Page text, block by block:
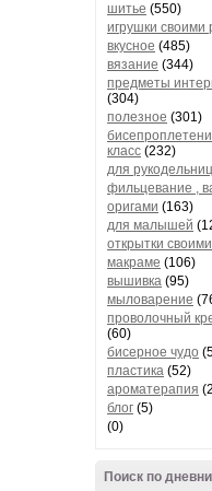
шитье (550)
игрушки своими
вкусное (485)
вязание (344)
предметы
(304)
полезное (301)
класс (232)
для рукодельниц
фильцевание ,
оригами (163)
для малышей
открытки
макраме (106)
вышивка (95)
мыловарение
проволочный
(60)
бисерное чудо
пластика (52)
ароматерапия
блог (5)
(0)
Поиск по